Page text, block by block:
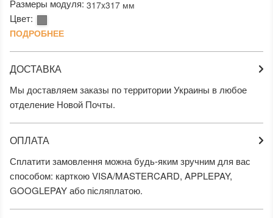
Размеры модуля: 317x317 мм
Цвет:
ПОДРОБНЕЕ
ДОСТАВКА
Мы доставляем заказы по территории Украины в любое
отделение Новой Почты.
ОПЛАТА
Сплатити замовлення можна будь-яким зручним для вас
способом: карткою VISA/MASTERCARD, APPLEPAY,
GOOGLEPAY або післяплатою.